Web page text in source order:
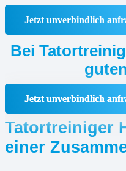
Jetzt unverbindlich
Bei
Jetzt unverbindlich
Tatortreiniger
einer